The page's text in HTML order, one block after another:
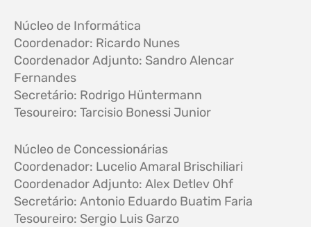
Núcleo de Informática
Coordenador: Ricardo Nunes
Coordenador Adjunto: Sandro Alencar
Fernandes
Secretário: Rodrigo Hüntermann
Tesoureiro: Tarcisio Bonessi Junior
Núcleo de Concessionárias
Coordenador: Lucelio Amaral Brischiliari
Coordenador Adjunto: Alex Detlev Ohf
Secretário: Antonio Eduardo Buatim Faria
Tesoureiro: Sergio Luis Garzo